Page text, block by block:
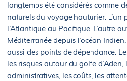
longtemps été considérés comme
naturels du voyage hauturier. L’un
l’Atlantique au Pacifique. L’autre
Méditerranée depuis l’océan
aussi des points de dépendance.
les risques autour du golfe d’Aden,
administratives, les coûts, les